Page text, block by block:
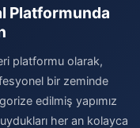
Platformunda
platformu olarak,
bir zeminde
edilmiş yapımız
her an kolayca